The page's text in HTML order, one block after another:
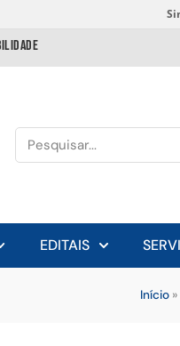
EDITAIS
Início»